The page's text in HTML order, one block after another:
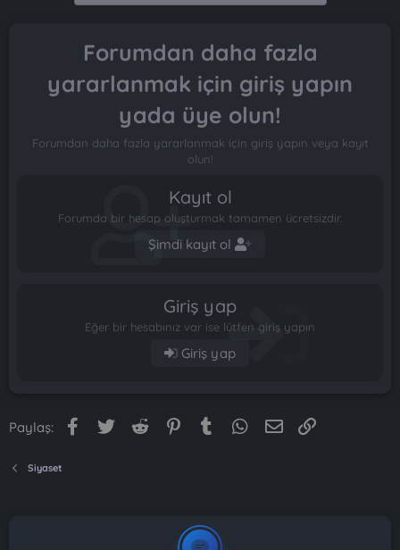
Forumdan daha fazla
yararlanmak için giriş yapın
yada üye olun!
Forumdan daha fazla yararlanmak için giriş yapın veya kayıt
olun!
Kayıt ol
Forumda bir hesap oluşturmak tamamen ücretsizdir.
Şimdi kayıt ol
Giriş yap
Eğer bir hesabınız var ise lütfen giriş yapın
Giriş yap
Paylaş: Facebook
Twitter Reddit PinterestTumblr WhatsApp
E-posta
Siyaset